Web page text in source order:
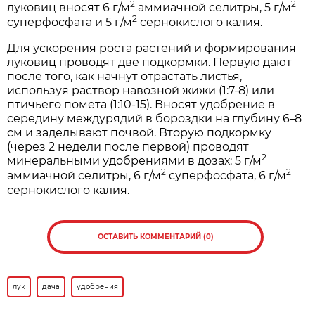
луковиц вносят 6 г/м2 аммиачной селитры, 5 г/м2
суперфосфата и 5 г/м2 сернокислого калия.
Для ускорения роста растений и формирования
луковиц проводят две подкормки. Первую дают
после того, как начнут отрастать листья,
используя раствор навозной жижи (1:7-8) или
птичьего помета (1:10-15). Вносят удобрение в
середину междурядий в бороздки на глубину 6–8
см и заделывают почвой. Вторую подкормку
(через 2 недели после первой) проводят
минеральными удобрениями в дозах: 5 г/м2
аммиачной селитры, 6 г/м2 суперфосфата, 6 г/м2
сернокислого калия.
ОСТАВИТЬ КОММЕНТАРИЙ (0)
лук дача удобрения